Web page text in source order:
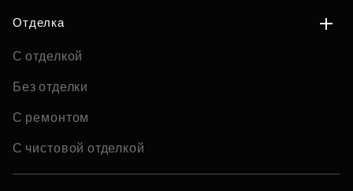
Отделка
С отделкой
Без отделки
С ремонтом
С чистовой отделкой